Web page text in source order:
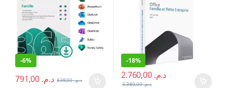
-6%
د.م. د.م.838,00
-18%
د.م. 2.760,00
د.م.3.380,00